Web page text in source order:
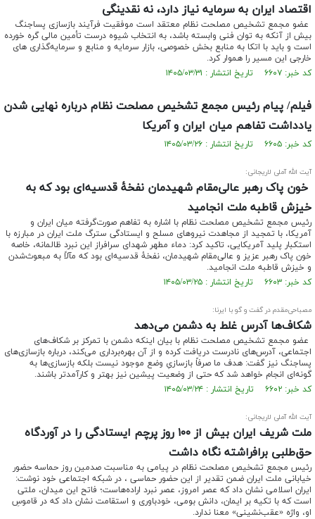
اقتصاد ایران به سرمایه نیاز دارد، نه نقدینگی
عضو مجمع تشخیص مصلحت نظام معتقد است موفقیت فرآیند بازسازی پساجنگ
بیش از آنکه به توان فنی وابسته باشد، به انتخاب شیوه درست تأمین مالی گره خورده
است و باید با اتکا به منابع بخش خصوصی، بازار سرمایه و منابع و سرمایه‌گذاری های
خارجی این مسیر را هموار کرد.
کد خبر: ۶۶۰۷ تاریخ انتشار : ۱۴۰۵/۰۳/۳۱
فیلم/ پیام رئیس مجمع تشخیص مصلحت نظام درباره نهایی شدن
یادداشت تفاهم میان ایران و آمریکا
کد خبر: ۶۶۰۵ تاریخ انتشار : ۱۴۰۵/۰۳/۲۶
آیت الله آملی لاریجانی:
خون پاک رهبر عالی‌مقام شهیدمان نفخۀ قدسیه‌ای بود که به
خیزش قاطبه ملت انجامید
رئیس مجمع تشخیص مصلحت نظام با اشاره به تفاهم صورت‌گرفته میان ایران و
آمریکا، با تمجید از مجاهدت نیروهای مسلح و ایستادگی سترگ ملت ایران در مبارزه با
استکبار پلید آمریکایی، تاکید کرد: دماء مطهر شهدای سرافراز این نبرد ظالمانه، خاصه
خون پاک رهبر عزیز و عالی‌مقام شهیدمان، نفخۀ قدسیه‌ای بود که مآلاً به مبعوث‌شدن
و خیزش قاطبه ملت انجامید.
کد خبر: ۶۶۰۳ تاریخ انتشار : ۱۴۰۵/۰۳/۲۵
مصباحی‌مقدم در گفت و گو با ایرنا:
شکاف‌ها آدرس‌ غلط به دشمن می‌دهد
عضو مجمع تشخیص مصلحت نظام با بیان اینکه دشمن با تمرکز بر شکاف‌های
اجتماعی، آدرس‌های نادرست دریافت کرده و از آن بهره‌برداری می‌کند، درباره بازسازی‌های
پساجنگ نیز گفت: هدف ما صرفاً بازسازیِ وضع موجود نیست بلکه بازسازی‌ها به
گونه‌ای انجام خواهد شد که حتی از وضعیت پیشین نیز بهتر و کارآمدتر باشند.
کد خبر: ۶۶۰۲ تاریخ انتشار : ۱۴۰۵/۰۳/۲۴
آیت الله آملی لاریجانی:
ملت شریف ایران بیش از ۱۰۰ روز پرچم ایستادگی را در آوردگاه
حق‌طلبی برافراشته نگاه داشت
رئیس مجمع تشخیص مصلحت نظام در پیامی به مناسبت صدمین روز حماسه حضور
خیابانی ملت ایران ضمن تقدیر از این حضور حماسی ، در شبکه اجتماعی خود نوشت:
ایران اسلامی نشان داد که عصر امروز، عصر نبرد اراده‌هاست؛ فاتح این میدان، ملتی
است که با تکیه بر ایمان، دانش بومی، خودباوری و استقامت نشان داد که در قاموسِ
او، واژه‌ «عقب‌نشینی» معنا ندارد.